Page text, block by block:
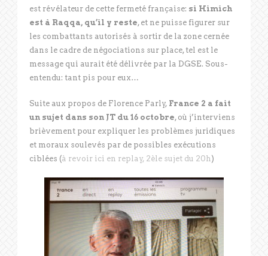
est révélateur de cette fermeté française: si Himich
est à Raqqa, qu’il y reste, et ne puisse figurer sur
les combattants autorisés à sortir de la zone cernée
dans le cadre de négociations sur place, tel est le
message qui aurait été délivrée par la DGSE. Sous-
entendu: tant pis pour eux…
Suite aux propos de Florence Parly, France 2 a fait
un sujet dans son JT du 16 octobre, où j’interviens
brièvement pour expliquer les problèmes juridiques
et moraux soulevés par de possibles exécutions
ciblées (à revoir ici en replay, 2èle sujet du 20h )